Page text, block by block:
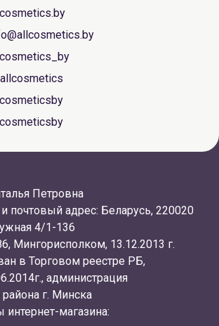
Петровна
почтовый адрес: Беларусь, 220020
4/1-136
Мингорисполком, 13.12.2013 г.
в Торговом реестре РБ,
администрация
г. Минска
магазина: